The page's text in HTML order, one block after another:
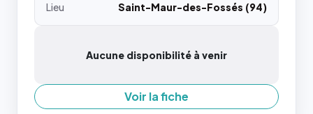
Lieu
Saint-Maur-des-Fossés (94)
Aucune disponibilité à venir
Voir la fiche